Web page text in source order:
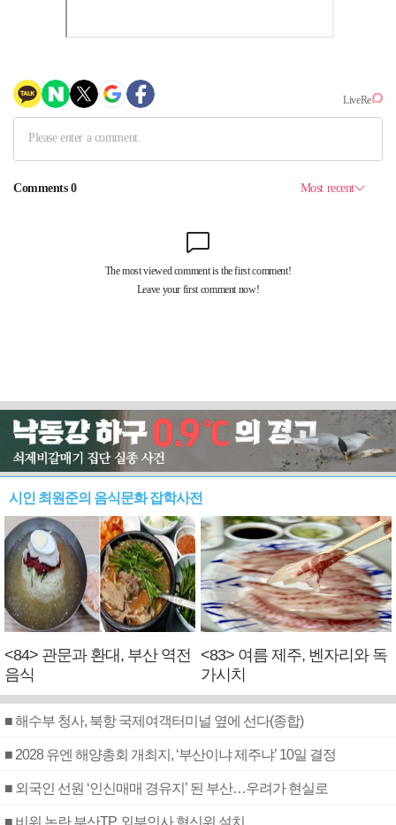
시인 최원준의 음식문화 잡학사전
<84> 관문과 환대, 부산 역전
음식
<83> 여름 제주, 벤자리와 독
가시치
■ 해수부 청사, 북항 국제여객터미널 옆에 선다(종합)
■ 2028 유엔 해양총회 개최지, ‘부산이냐 제주냐’ 10일 결정
■ 외국인 선원 ‘인신매매 경유지’ 된 부산…우려가 현실로